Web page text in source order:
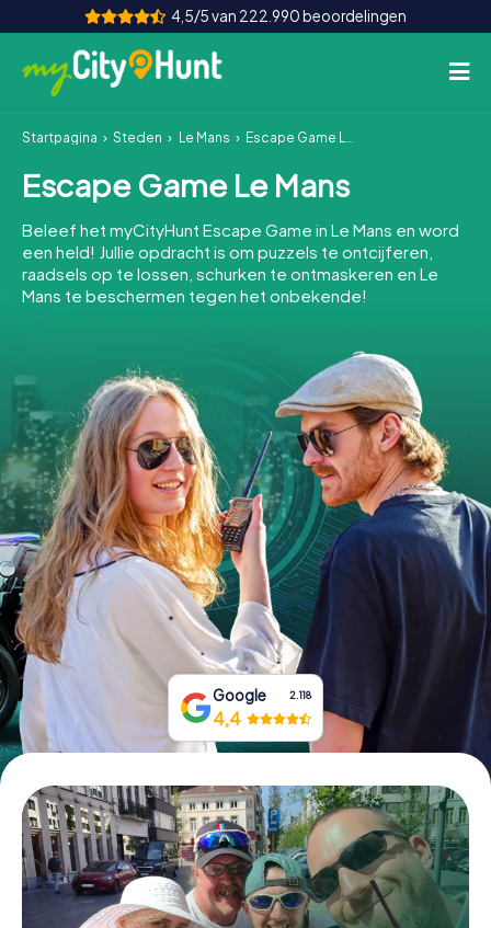
4,5/5 van 222.990 beoordelingen
Hoe het werkt
Steden
Tours
Teamevenement
INT AT CH
DE
ES
FR UK
IE
IT
NL
Boek tickets
Koop cadeaubonnen
Startpagina Steden Le Mans Escape Game Le Mans
Escape Game Le Mans
Beleef het myCityHunt Escape Game in Le Mans en word
een held! Jullie opdracht is om puzzels te ontcijferen,
raadsels op te lossen, schurken te ontmaskeren en Le
Mans te beschermen tegen het onbekende!
Google 2.118
4,4